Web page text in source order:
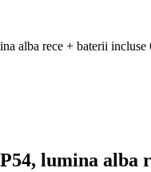
alba rece + baterii
lumina alba